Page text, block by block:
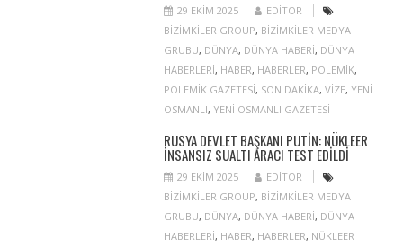
29 EKIM 2025
EDITOR
BIZIMKILER GROUP, BIZIMKILER MEDYA
GRUBU, DÜNYA, DÜNYA HABERI, DÜNYA
HABERLERI, HABER, HABERLER, POLEMIK,
POLEMIK GAZETESI, SON DAKIKA, VIZE, YENI
OSMANLI, YENI OSMANLI GAZETESI
RUSYA DEVLET BAŞKANI PUTIN: NÜKLEER
INSANSIZ SUALTI ARACI TEST EDILDI
29 EKIM 2025
EDITOR
BIZIMKILER GROUP, BIZIMKILER MEDYA
GRUBU, DÜNYA, DÜNYA HABERI, DÜNYA
HABERLERI, HABER, HABERLER, NÜKLEER